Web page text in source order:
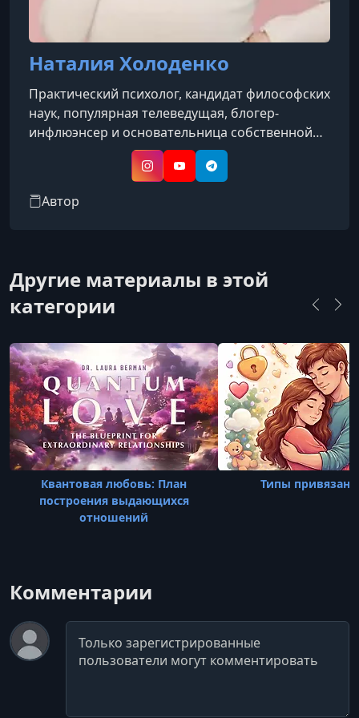
Наталия Холоденко
Практический психолог, кандидат философских
наук, популярная телеведущая, блогер-
инфлюэнсер и основательница собственной
Школы психологии
InstagramYouTubeTelegram
Автор
Другие материалы в этой
категории
Квантовая любовь: План
построения выдающихся
отношений
Типы
Комментарии
Комментарий